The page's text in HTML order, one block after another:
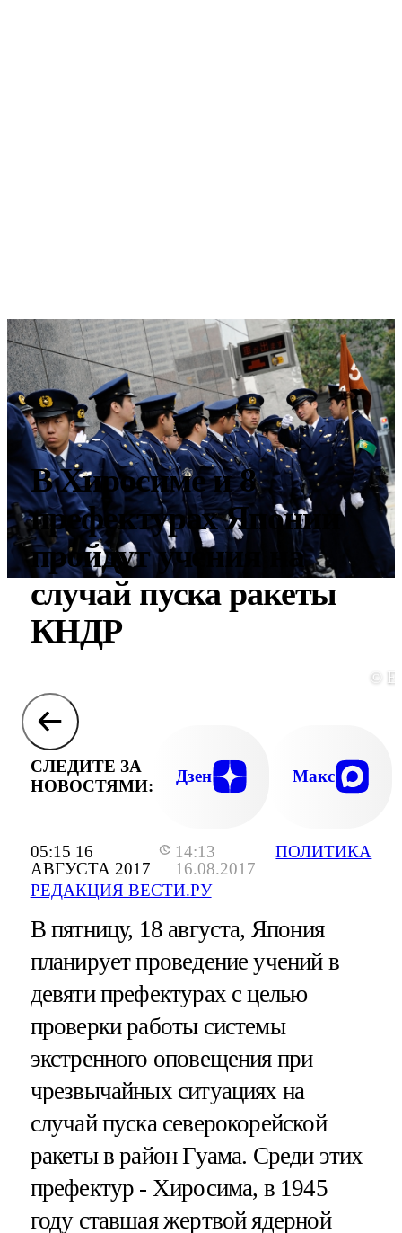
05:15 16
АВГУСТА 2017
14:13
16.08.2017
РЕДАКЦИЯ ВЕСТИ.РУ
ПОЛИТИКА
В Хиросиме и 8
префектурах Японии
пройдут учения на
случай пуска ракеты
КНДР
©
СЛЕДИТЕ ЗА
НОВОСТЯМИ:
Дзен Макс
В пятницу, 18 августа, Япония
планирует проведение учений в
девяти префектурах с целью
проверки работы системы
экстренного оповещения при
чрезвычайных ситуациях на
случай пуска северокорейской
ракеты в район Гуама. Среди этих
префектур - Хиросима, в 1945
году ставшая жертвой ядерной